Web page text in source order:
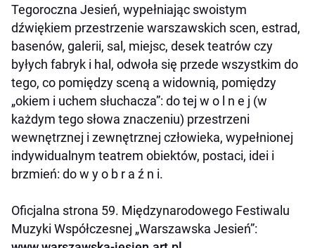
Tegoroczna Jesień, wypełniając swoistym
dźwiękiem przestrzenie warszawskich scen, estrad,
basenów, galerii, sal, miejsc, desek teatrów czy
byłych fabryk i hal, odwoła się przede wszystkim do
tego, co pomiędzy sceną a widownią, pomiędzy
„okiem i uchem słuchacza”: do tej w o l n e j (w
każdym tego słowa znaczeniu) przestrzeni
wewnętrznej i zewnętrznej człowieka, wypełnionej
indywidualnym teatrem obiektów, postaci, idei i
brzmień: do w y o b r a ź n i.
Oficjalna strona 59. Międzynarodowego Festiwalu
Muzyki Współczesnej „Warszawska Jesień”: